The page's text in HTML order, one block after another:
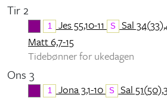
Tir 2
1 Jes 55,10-11 S Sal
Matt 6,7-15
Tidebønner for ukedagen
Ons 3
1 Jona 3,1-10 S Sal